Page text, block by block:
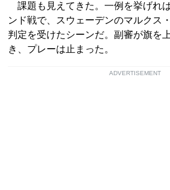
課題も見えてきた。一例を挙げれ
ンド戦で、スウェーデンのマルクス
判定を受けたシーンだ。副審が旗を
き、プレーは止まった。
ADVERTISEMENT